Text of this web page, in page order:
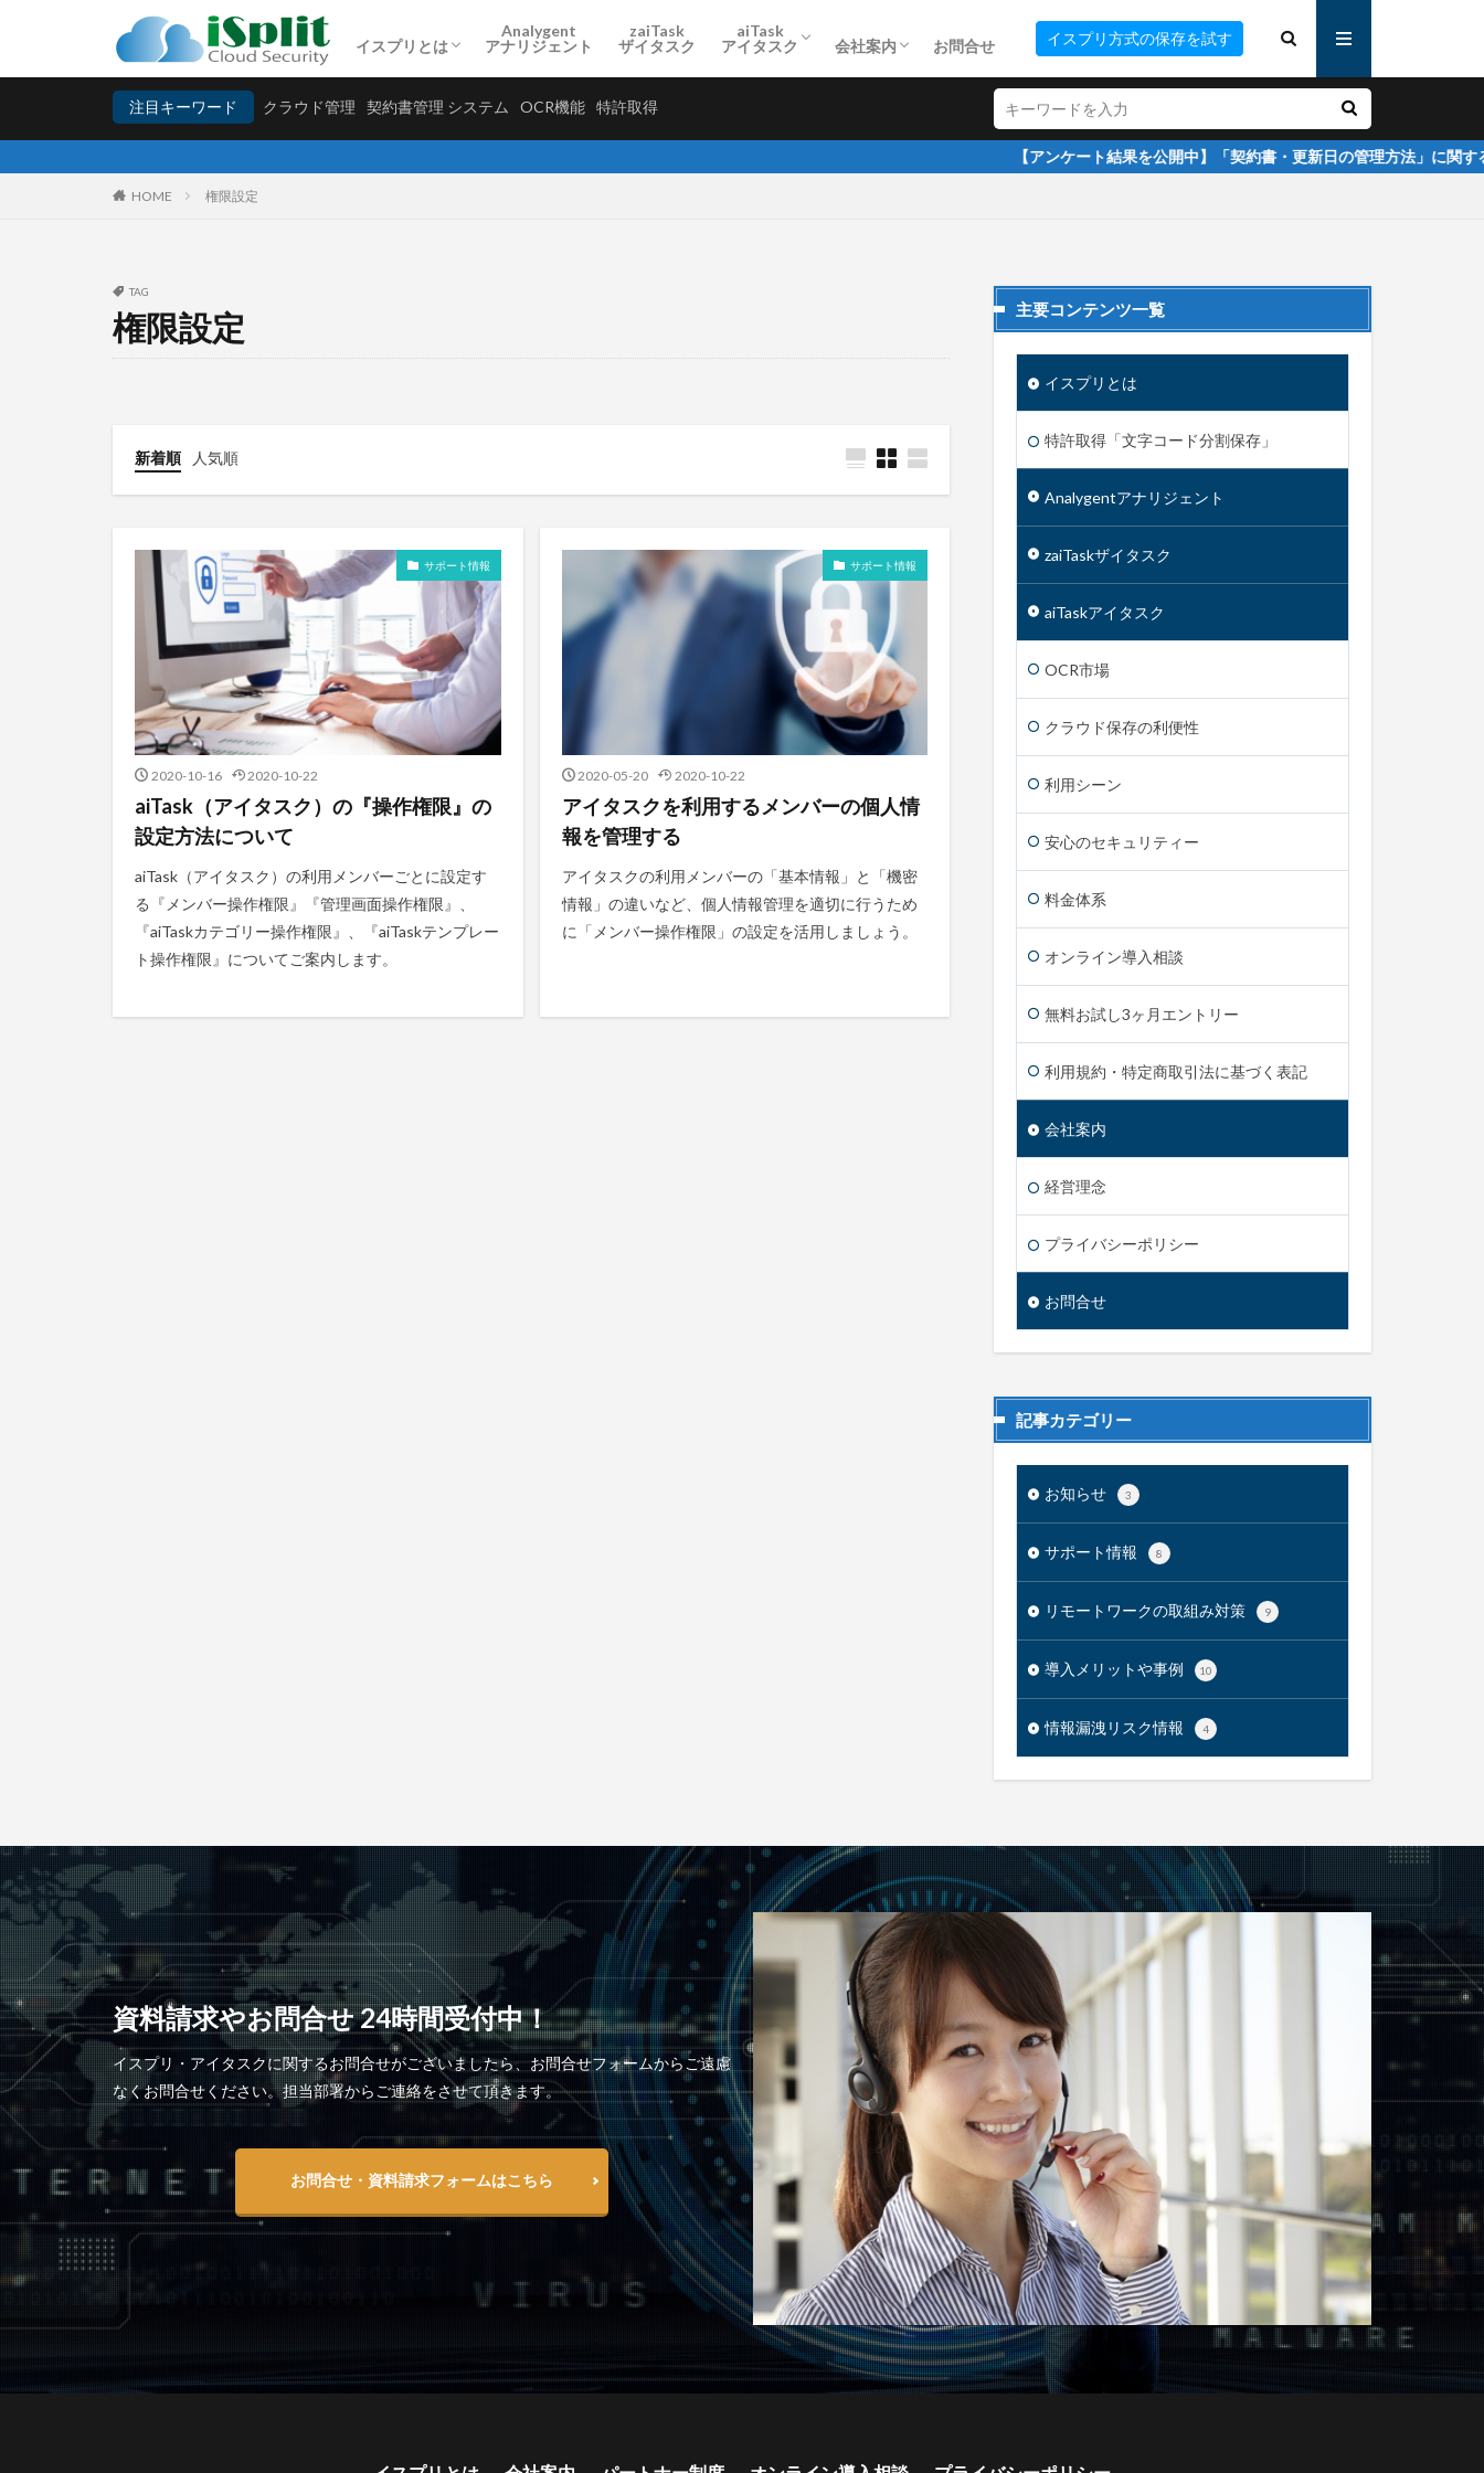
イスプリとは
Analygent
アナリジェント
zaiTask
ザイタスク
aiTask
アイタスク
OCR市場
クラウド保存の利便性
利用シーン
安心のセキュリティー
料金体系
オンライン導入相談
無料お試し3ヶ月エントリー
利用規約・特定商取引法に基づく表記
会社案内
プライバシーポリシー
お問合せ イスプリ方式の保存を試す
注目キーワード クラウド管理 契約書管理 システム OCR機能 特許取得
【アンケート結果を公開中】「契約書・更新日の管理方法」に関する調査
HOME 権限設定
TAG
権限設定
新着順 人気順
サポート情報
2020-10-16 2020-10-22
aiTask（アイタスク）の『操作権限』の
設定方法について
aiTask（アイタスク）の利用メンバーごとに設定す
る『メンバー操作権限』『管理画面操作権限』、
『aiTaskカテゴリー操作権限』、『aiTaskテンプレー
ト操作権限』についてご案内します。
サポート情報
2020-05-20 2020-10-22
アイタスクを利用するメンバーの個人情
報を管理する
アイタスクの利用メンバーの「基本情報」と「機密
情報」の違いなど、個人情報管理を適切に行うため
に「メンバー操作権限」の設定を活用しましょう。
主要コンテンツ一覧
イスプリとは
特許取得「文字コード分割保存」
Analygentアナリジェント
zaiTaskザイタスク
aiTaskアイタスク
OCR市場
クラウド保存の利便性
利用シーン
安心のセキュリティー
料金体系
オンライン導入相談
無料お試し3ヶ月エントリー
利用規約・特定商取引法に基づく表記
会社案内
経営理念
プライバシーポリシー
お問合せ
記事カテゴリー
お知らせ 3
サポート情報 8
リモートワークの取組み対策 9
導入メリットや事例 10
情報漏洩リスク情報 4
資料請求やお問合せ 24時間受付中！
イスプリ・アイタスクに関するお問合せがございましたら、お問合せフォームからご遠慮
なくお問合せください。担当部署からご連絡をさせて頂きます。
お問合せ・資料請求フォームはこちら
不動産業界活用事例
権限設定
請求書管理